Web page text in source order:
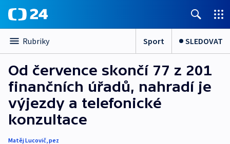
Rubriky Sport SLEDOVAT
Od července skončí 77 z 201
finančních úřadů, nahradí je
výjezdy a telefonické
konzultace
Matěj Lucovič,pez